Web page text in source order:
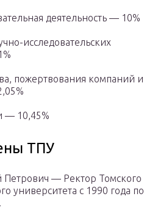
деятельность — 10%
исследовательских
пожертвования компаний и
— 10,45%
ТПУ
— Ректор Томского
университета с 1990 года по